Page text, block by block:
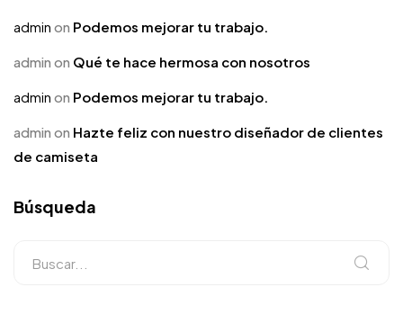
admin on Podemos mejorar tu trabajo.
admin on Qué te hace hermosa con nosotros
admin on Podemos mejorar tu trabajo.
admin on Hazte feliz con nuestro diseñador de clientes
de camiseta
Búsqueda